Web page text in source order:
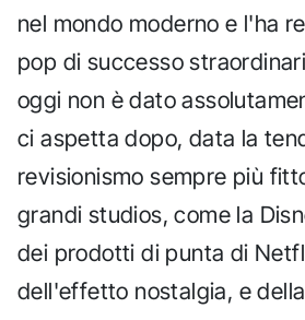
nel mondo moderno e l'ha
pop di successo
oggi non è dato
ci aspetta dopo, data la
revisionismo sempre più
grandi studios, come la
dei prodotti di punta di
dell'effetto nostalgia, e